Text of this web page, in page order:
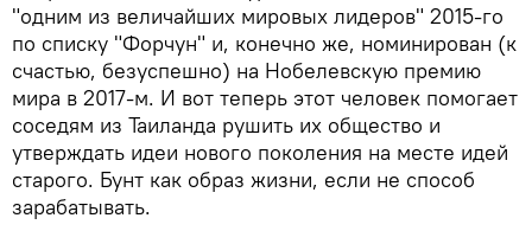
"одним из величайших мировых лидеров" 2015-го
по списку "Форчун" и, конечно же, номинирован (к
счастью, безуспешно) на Нобелевскую премию
мира в 2017-м. И вот теперь этот человек помогает
соседям из Таиланда рушить их общество и
утверждать идеи нового поколения на месте идей
старого. Бунт как образ жизни, если не способ
зарабатывать.